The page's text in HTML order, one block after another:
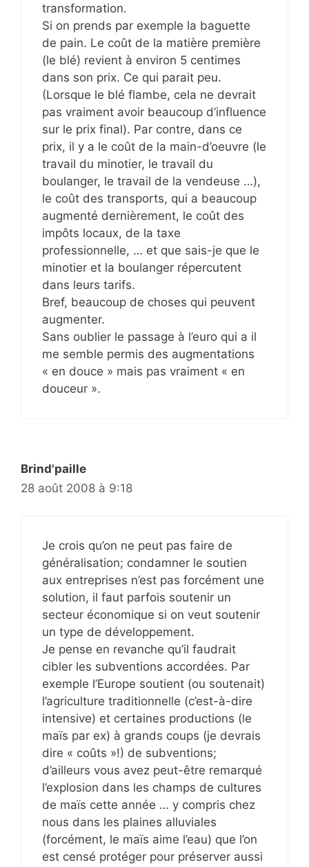
transformation.
Si on prends par exemple la baguette
de pain. Le coût de la matière première
(le blé) revient à environ 5 centimes
dans son prix. Ce qui parait peu.
(Lorsque le blé flambe, cela ne devrait
pas vraiment avoir beaucoup d’influence
sur le prix final). Par contre, dans ce
prix, il y a le coût de la main-d’oeuvre (le
travail du minotier, le travail du
boulanger, le travail de la vendeuse …),
le coût des transports, qui a beaucoup
augmenté dernièrement, le coût des
impôts locaux, de la taxe
professionnelle, … et que sais-je que le
minotier et la boulanger répercutent
dans leurs tarifs.
Bref, beaucoup de choses qui peuvent
augmenter.
Sans oublier le passage à l’euro qui a il
me semble permis des augmentations
« en douce » mais pas vraiment « en
douceur ».
Brind'paille
28 août 2008 à 9:18
Je crois qu’on ne peut pas faire de
généralisation; condamner le soutien
aux entreprises n’est pas forcément une
solution, il faut parfois soutenir un
secteur économique si on veut soutenir
un type de développement.
Je pense en revanche qu’il faudrait
cibler les subventions accordées. Par
exemple l’Europe soutient (ou soutenait)
l’agriculture traditionnelle (c’est-à-dire
intensive) et certaines productions (le
maïs par ex) à grands coups (je devrais
dire « coûts »!) de subventions;
d’ailleurs vous avez peut-être remarqué
l’explosion dans les champs de cultures
de maïs cette année … y compris chez
nous dans les plaines alluviales
(forcément, le maïs aime l’eau) que l’on
est censé protéger pour préserver aussi